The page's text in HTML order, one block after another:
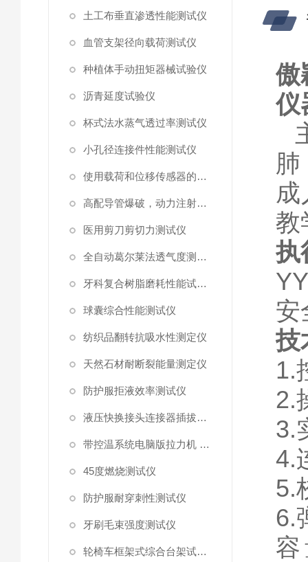
土工布垂直渗透性能测试仪
血管支架径向载荷测试仪
种植体手动扭矩器械试验仪
沥青延度试验仪
杯式法水蒸气透过率测试仪
小孔径连接件性能测试仪
使用载荷和位移传感器的塑料高速穿刺特性测试仪
高配导管爆破，动力注射中流量及压力测试仪
医用剪刀剪切力测试仪
全自动葛尔莱法透气度测试仪
牙科复合树脂磨耗性能试验仪
球囊综合性能测试仪
纺织品翻转抗吸水性测定仪
天然石材耐断裂能量测定仪
防护服拒液效率测试仪
液压快换接头连接器插拔泄漏测试仪
带控温系统电脑版拉力机 统电脑版拉力机
45度燃烧测试仪
防护服耐穿刺性测试仪
牙刷毛束强度测试仪
轮椅车框架式综合台架试验机
傲
仪
教
执
安
技
1.
2.
3.
4.
5.
6.